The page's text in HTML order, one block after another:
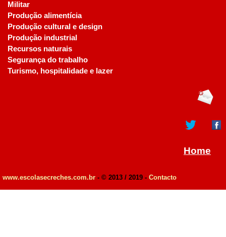
Militar
Produção alimentícia
Produção cultural e design
Produção industrial
Recursos naturais
Segurança do trabalho
Turismo, hospitalidade e lazer
Home
www.escolasecreches.com.br - © 2013 / 2019 - Contacto